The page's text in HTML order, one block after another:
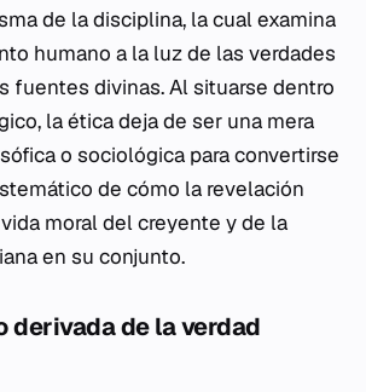
de la disciplina, la cual examina
humano a la luz de las verdades
fuentes divinas. Al situarse dentro
la ética deja de ser una mera
o sociológica para convertirse
de cómo la revelación
moral del creyente y de la
en su conjunto.
derivada de la verdad